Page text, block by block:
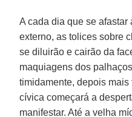
A cada dia que se
externo, as tolices sobre
se diluirão e cairão da
maquiagens dos
timidamente, depois
cívica começará a
manifestar. Até a velha